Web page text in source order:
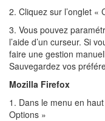
2. Cliquez sur l’onglet «
3. Vous pouvez
l’aide d’un curseur. Si
faire une gestion
Sauvegardez vos
Mozilla Firefox
1. Dans le menu en
Options »